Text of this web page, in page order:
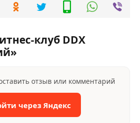
клуб DDX
отзыв или комментарий
через Яндекс